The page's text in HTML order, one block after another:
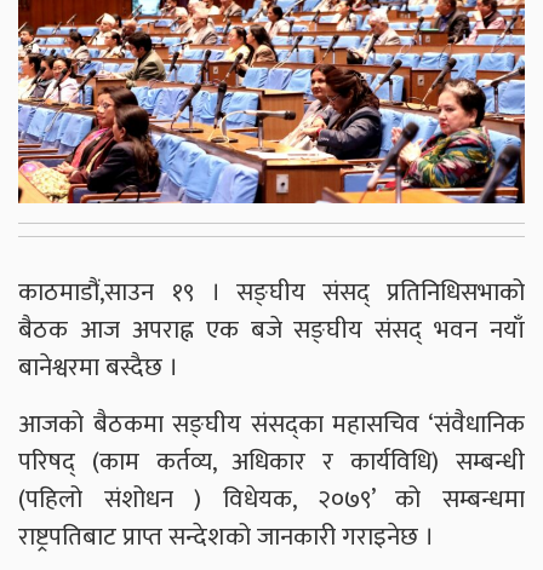
काठमाडौं,साउन १९ । सङ्घीय संसद् प्रतिनिधिसभाको
बैठक आज अपराह्न एक बजे सङ्घीय संसद् भवन नयाँ
बानेश्वरमा बस्दैछ ।
आजको बैठकमा सङ्घीय संसद्का महासचिव ‘संवैधानिक
परिषद् (काम कर्तव्य, अधिकार र कार्यविधि) सम्बन्धी
(पहिलो संशोधन ) विधेयक, २०७९’ को सम्बन्धमा
राष्ट्रपतिबाट प्राप्त सन्देशको जानकारी गराइनेछ ।